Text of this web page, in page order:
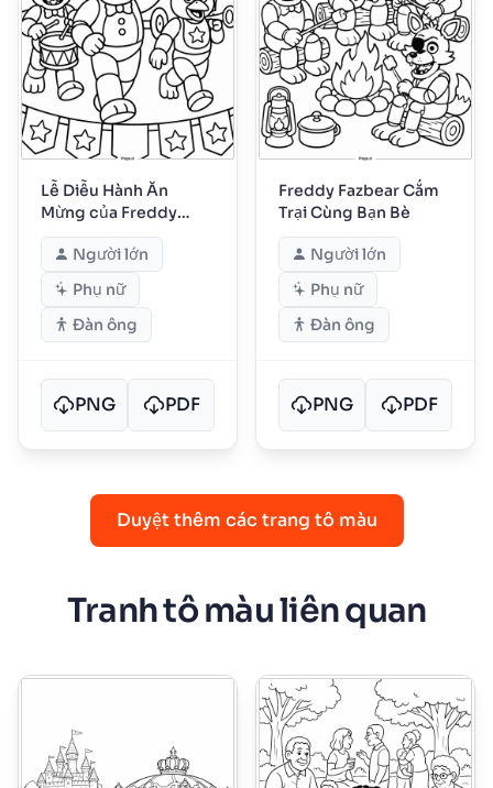
Lễ Diễu Hành Ăn
Mừng của Freddy
Fazbear
Người lớn
Phụ nữ
Đàn ông
PNG PDF
Freddy Fazbear Cắm
Trại Cùng Bạn Bè
Người lớn
Phụ nữ
Đàn ông
PNG PDF
Duyệt thêm các trang tô màu
Tranh tô màu liên quan